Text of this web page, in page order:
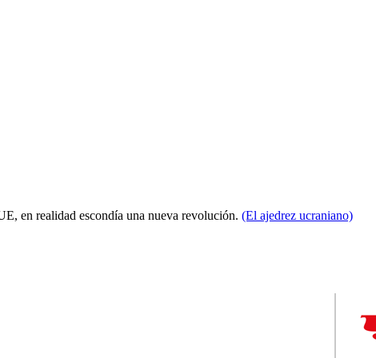
en realidad escondía una nueva revolución. (El ajedrez ucraniano)